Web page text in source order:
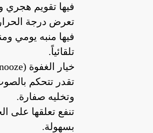
فيها تقويم هجري
تعرض درجة
فيها منبه يومي
تلقائياً.
خيار الغفوة (Snooze) لمدة 5 دقايق.
تقدر تتحكم
وتخليه صفارة.
تنفع تعلقها على
بسهولة.